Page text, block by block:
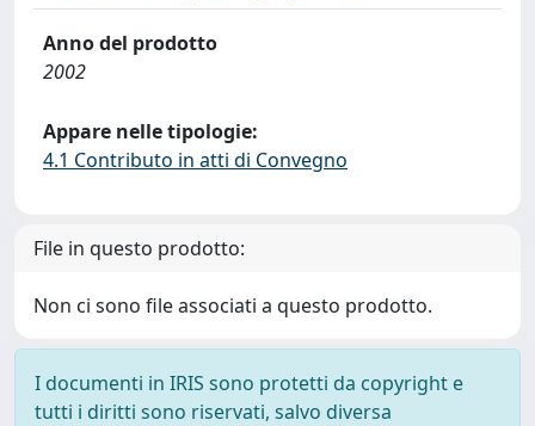
Anno del prodotto
2002
Appare nelle tipologie:
4.1 Contributo in atti di Convegno
File in questo prodotto:
Non ci sono file associati a questo prodotto.
I documenti in IRIS sono protetti da copyright e
tutti i diritti sono riservati, salvo diversa